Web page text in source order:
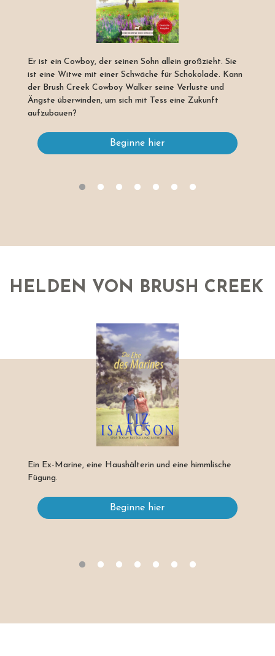
Er ist ein Cowboy, der seinen Sohn allein großzieht. Sie
ist eine Witwe mit einer Schwäche für Schokolade. Kann
der Brush Creek Cowboy Walker seine Verluste und
Ängste überwinden, um sich mit Tess eine Zukunft
aufzubauen?
Beginne hier
HELDEN VON BRUSH CREEK
Ein Ex-Marine, eine Haushälterin und eine himmlische
Fügung.
Beginne hier